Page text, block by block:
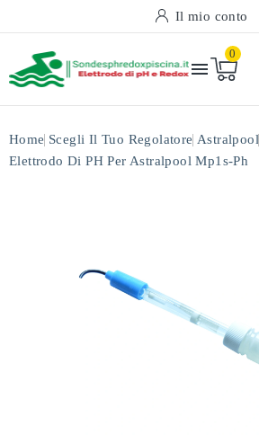
Il mio conto

0
Home Scegli Il Tuo Regolatore Astralpool
Elettrodo Di PH Per Astralpool Mp1s-Ph